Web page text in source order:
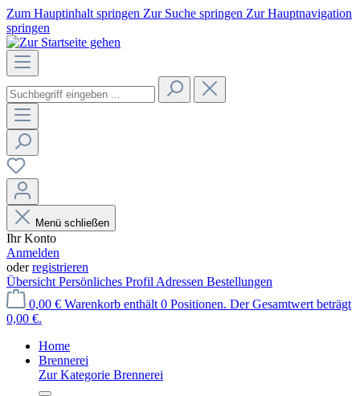
Zum Hauptinhalt springen Zur Suche springen Zur Hauptnavigation
springen
Menü schließen
Ihr Konto
Anmelden
oderregistrieren
Übersicht Persönliches Profil Adressen Bestellungen
0,00 € Warenkorb enthält 0 Positionen. Der Gesamtwert beträgt
0,00 €.
Home
Brennerei
Zur Kategorie Brennerei